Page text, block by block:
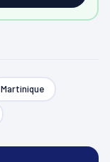
Martinique